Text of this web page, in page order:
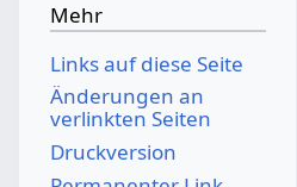
Mehr
Links auf diese Seite
Änderungen an
verlinkten Seiten
Druckversion